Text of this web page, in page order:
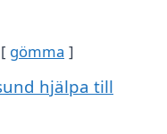
gömma
hjälpa till